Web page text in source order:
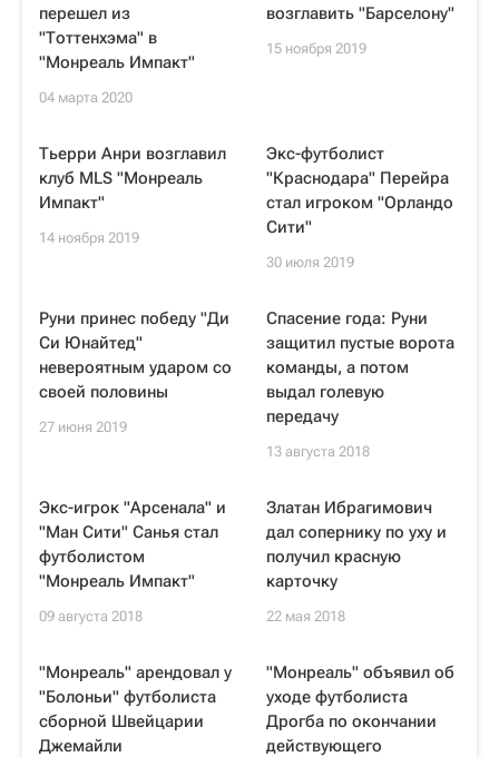
перешел из
"Тоттенхэма" в
"Монреаль Импакт"
04 марта 2020
возглавить "Барселону"
15 ноября 2019
Тьерри Анри возглавил
клуб MLS "Монреаль
Импакт"
14 ноября 2019
Экс-футболист
"Краснодара" Перейра
стал игроком "Орландо
Сити"
30 июля 2019
Руни принес победу "Ди
Си Юнайтед"
невероятным ударом со
своей половины
27 июня 2019
Спасение года: Руни
защитил пустые ворота
команды, а потом
выдал голевую
передачу
13 августа 2018
Экс-игрок "Арсенала" и
"Ман Сити" Санья стал
футболистом
"Монреаль Импакт"
09 августа 2018
Златан Ибрагимович
дал сопернику по уху и
получил красную
карточку
22 мая 2018
"Монреаль" арендовал у
"Болоньи" футболиста
сборной Швейцарии
Джемайли
"Монреаль" объявил об
уходе футболиста
Дрогба по окончании
действующего